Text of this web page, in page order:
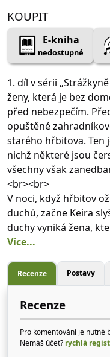
KOUPIT
E-kniha
nedostupné
1. díl v sérii
ženy, která je bez
před nebezpečím.
opuštěné
starého hřbitova. Ten
nichž některé jsou
všechny však
<br><br>
V noci, když hřbitov
duchů, začne Keira
duchy vyniká žena,
Více...
Recenze Postavy
Recenze
Pro komentování je nutné
Nemáš účet? rychlá